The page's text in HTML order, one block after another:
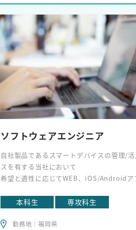
ソフトウェアエンジニア
自社製品であるスマートデバイスの管理/
スを有する当社において
希望と適性に応じてWEB、iOS/Androidア
当頂きます。開発効率の向上や、技術力向
を通してどの分野を担当するか決定してい
本科生 専攻科生
勤務地｜福岡県